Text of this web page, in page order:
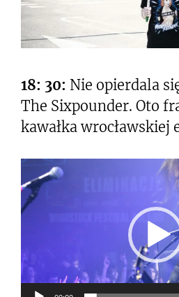
18: 30: Nie opierdala
The Sixpounder. Oto
kawałka wrocławskiej
Odtwarzacz
video